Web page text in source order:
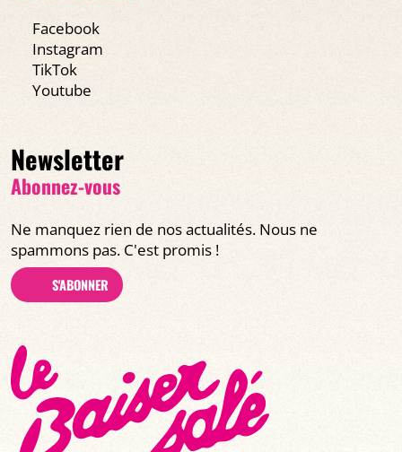
Facebook
Instagram
TikTok
Youtube
Newsletter
Abonnez-vous
Ne manquez rien de nos actualités. Nous ne
spammons pas. C'est promis !
S'ABONNER